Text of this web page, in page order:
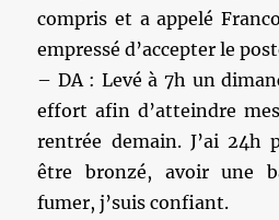
compris et a appelé
empressé d’accepter le
– DA : Levé à 7h un
effort afin d’atteindre
rentrée demain. J’ai 24h
être bronzé, avoir une
fumer, j’suis confiant.